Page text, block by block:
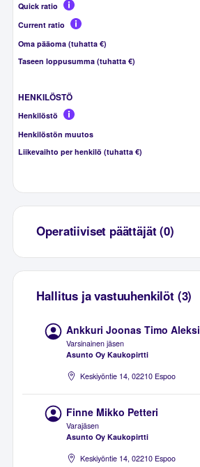
Quick ratio
Current ratio
Oma pääoma (tuhatta €)
Taseen loppusumma (tuhatta €)
HENKILÖSTÖ
Henkilöstö
Henkilöstön muutos
Liikevaihto per henkilö (tuhatta €)
Operatiiviset päättäjät (0)
Hallitus ja vastuuhenkilöt (3)
Ankkuri Joonas Timo Aleksi
Varsinainen jäsen
Asunto Oy Kaukopirtti
Keskiyöntie 14, 02210 Espoo
Finne Mikko Petteri
Varajäsen
Asunto Oy Kaukopirtti
Keskiyöntie 14, 02210 Espoo